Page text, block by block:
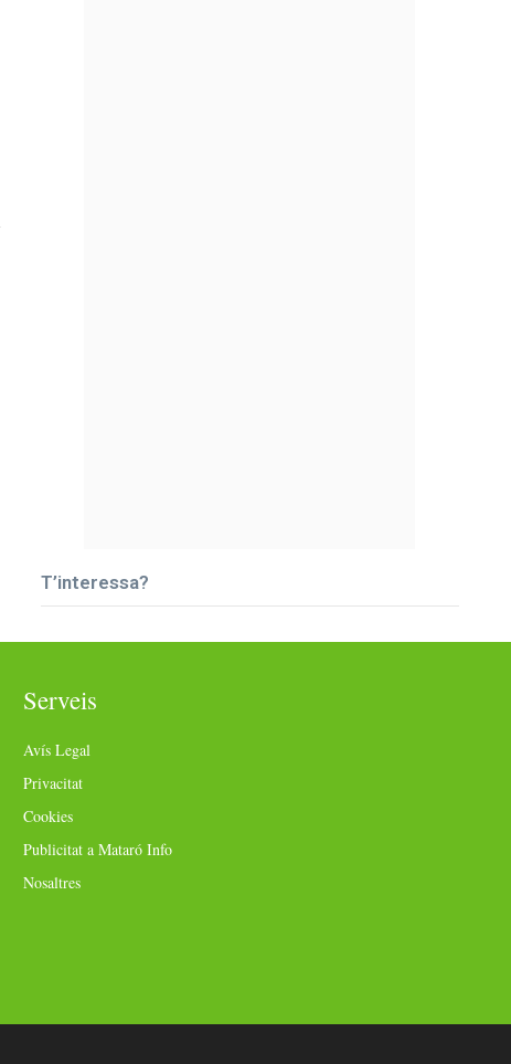
T’interessa?
Serveis
Avís Legal
Privacitat
Cookies
Publicitat a Mataró Info
Nosaltres